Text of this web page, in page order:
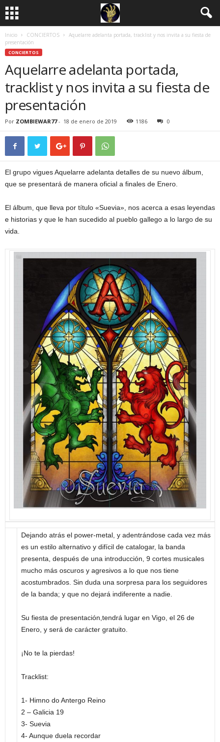
Inicio CONCIERTOS
Aquelarre adelanta portada, tracklist y nos invita a su fiesta de
presentación
CONCIERTOS
Aquelarre adelanta portada,
tracklist y nos invita a su fiesta de
presentación
Por ZOMBIEWAR77- 18 de enero de 2019 1186 0
El grupo vigues Aquelarre adelanta detalles de su nuevo álbum,
que se presentará de manera oficial a finales de Enero.
El álbum, que lleva por título «Suevia», nos acerca a esas leyendas
e historias y que le han sucedido al pueblo gallego a lo largo de su
vida.
Dejando atrás el power-metal, y adentrándose cada vez más
es un estilo alternativo y difícil de catalogar, la banda
presenta, después de una introducción, 9 cortes musicales
mucho más oscuros y agresivos a lo que nos tiene
acostumbrados. Sin duda una sorpresa para los seguidores
de la banda; y que no dejará indiferente a nadie.
Su fiesta de presentación,tendrá lugar en Vigo, el 26 de
Enero, y será de carácter gratuito.
¡No te la pierdas!
Tracklist:
1- Himno do Antergo Reino
2 – Galicia 19
3- Suevia
4- Aunque duela recordar